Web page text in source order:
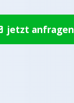
jetzt anfragen